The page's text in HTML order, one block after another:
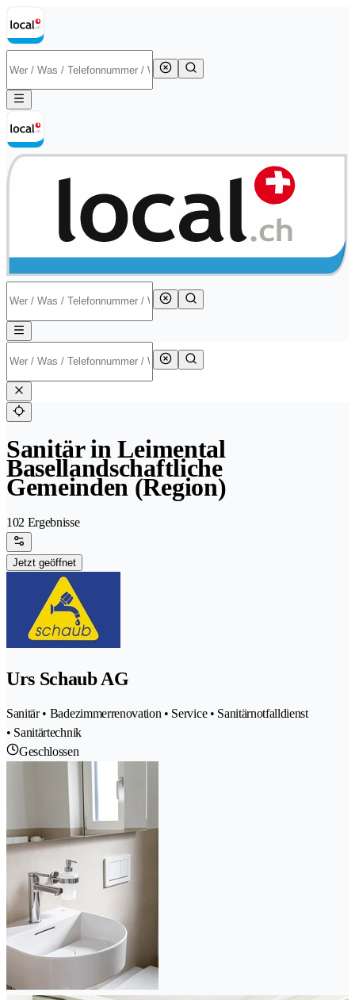
Sanitär in Leimental
Basellandschaftliche
Gemeinden (Region)
102 Ergebnisse
Jetzt geöffnet
Urs Schaub AG
Sanitär • Badezimmerrenovation • Service • Sanitärnotfalldienst
• Sanitärtechnik
Geschlossen